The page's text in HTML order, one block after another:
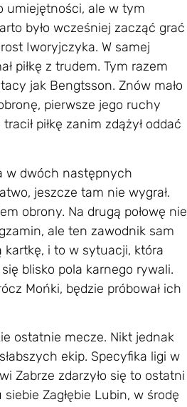
umiejętności, ale w tym
było wcześniej zacząć grać
Iworyjczyka. W samej
piłkę z trudem. Tym razem
jak Bengtsson. Znów mało
pierwsze jego ruchy
piłkę zanim zdążył oddać
w dwóch następnych
jeszcze tam nie wygrał.
obrony. Na drugą połowę nie
ale ten zawodnik sam
kartkę, i to w sytuacji, która
blisko pola karnego rywali.
Mońki, będzie próbował ich
ostatnie mecze. Nikt jednak
ekip. Specyfika ligi w
Zabrze zdarzyło się to ostatni
Zagłębie Lubin, w środę